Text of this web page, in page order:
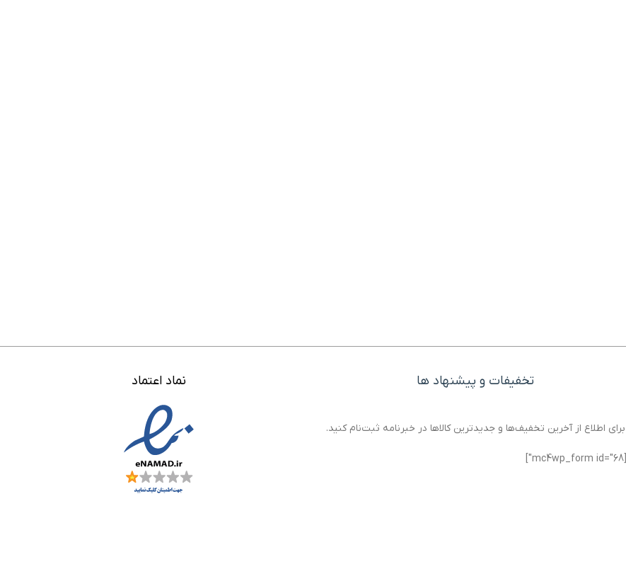
تخفیفات و پیشنهاد ها
برای اطلاع از آخرین تخفیف‌ها و جدیدترین کالاها در خبرنامه ثبت‌نام کنید.
[mc4wp_form id="68"]
نماد اعتماد